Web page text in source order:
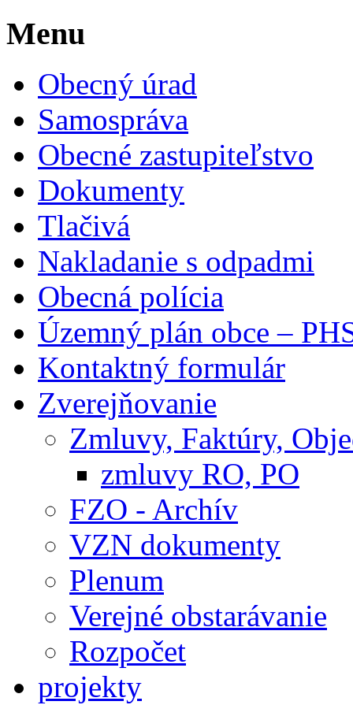
Menu
Obecný úrad
Samospráva
Obecné zastupiteľstvo
Dokumenty
Tlačivá
Nakladanie s odpadmi
Obecná polícia
Územný plán obce –
Kontaktný formulár
Zverejňovanie
Zmluvy, Faktúry,
zmluvy RO, PO
FZO - Archív
VZN dokumenty
Plenum
Verejné obstarávanie
Rozpočet
projekty